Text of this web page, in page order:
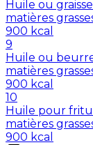
Huile ou
matières
900 kcal
9
Huile ou
matières
900 kcal
10
Huile pour
matières
900 kcal